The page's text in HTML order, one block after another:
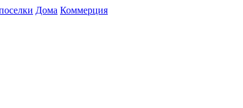
Дома Коммерция